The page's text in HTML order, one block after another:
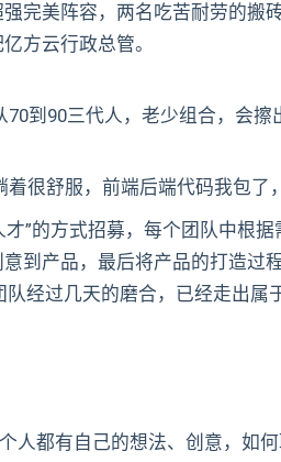
完美阵容，两名吃苦耐劳的搬
方云行政总管。
到90三代人，老少组合，会擦
很舒服，前端后端代码我包了
”的方式招募，每个团队中根
到产品，最后将产品的打造过
队经过几天的磨合，已经走出属
人都有自己的想法、创意，如何